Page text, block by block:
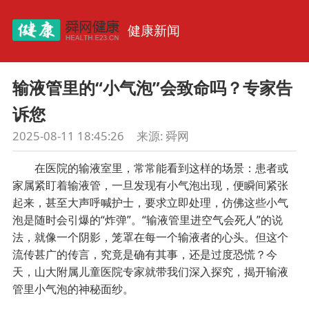
健康新闻
输液管里的“小气泡”会致命吗？专家告
诉您
2025-08-11 18:45:26 来源: 舜网
在医院的输液室里，常常能看到这样的场景：患者或
家属紧盯着输液管，一旦发现有小气泡出现，便瞬间紧张
起来，甚至大声呼喊护士，要求立即处理，仿佛这些小气
泡是随时会引爆的“炸弹”。“输液管里进空气会死人”的说
法，就像一个阴影，笼罩在每一个输液者的心头。但这个
流传甚广的传言，究竟是确有其事，还是过度恐慌？今
天，山大附属儿童医院专家就带我们深入探究，揭开输液
管里小气泡的神秘面纱。